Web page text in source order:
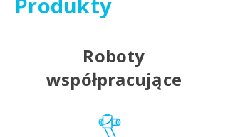
Roboty
współpracujące